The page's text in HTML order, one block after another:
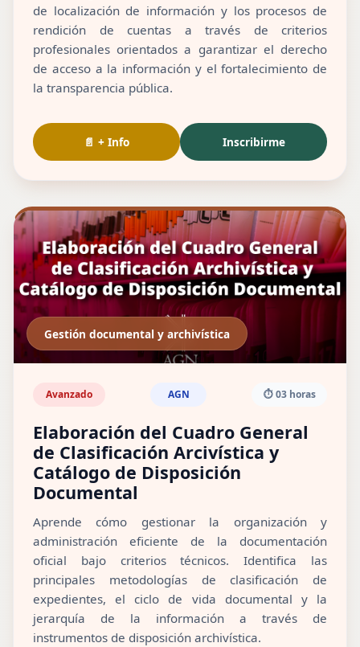
de localización de información y los procesos de
rendición de cuentas a través de criterios
profesionales orientados a garantizar el derecho
de acceso a la información y el fortalecimiento de
la transparencia pública.
📄 + Info Inscribirme
Gestión documental y archivística
Avanzado AGN ⏱️ 03 horas
Elaboración del Cuadro General
de Clasificación Arcivística y
Catálogo de Disposición
Documental
Aprende cómo gestionar la organización y
administración eficiente de la documentación
oficial bajo criterios técnicos. Identifica las
principales metodologías de clasificación de
expedientes, el ciclo de vida documental y la
jerarquía de la información a través de
instrumentos de disposición archivística.